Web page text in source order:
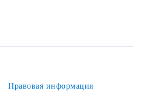
Правовая информация